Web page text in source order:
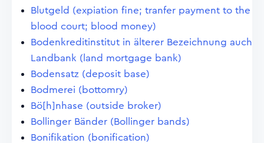
Blutgeld (expiation fine; tranfer payment to the
blood court; blood money)
Bodenkreditinstitut in älterer Bezeichnung auch
Landbank (land mortgage bank)
Bodensatz (deposit base)
Bodmerei (bottomry)
Bö[h]nhase (outside broker)
Bollinger Bänder (Bollinger bands)
Bonifikation (bonification)